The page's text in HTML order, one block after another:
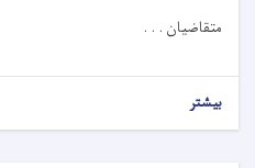
متقاضیان . . .
بیشتر